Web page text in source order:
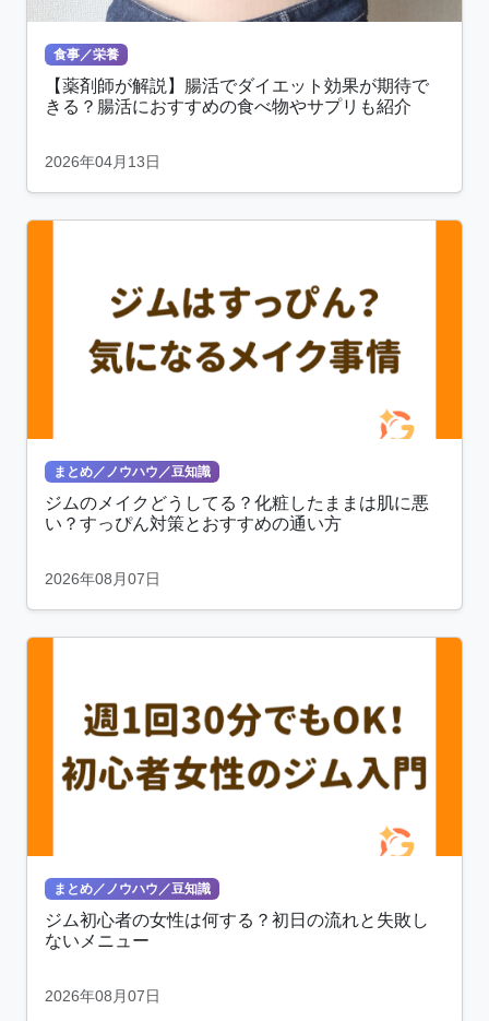
食事／栄養
【薬剤師が解説】腸活でダイエット効果が期待で
きる？腸活におすすめの食べ物やサプリも紹介
2026年04月13日
まとめ／ノウハウ／豆知識
ジムのメイクどうしてる？化粧したままは肌に悪
い？すっぴん対策とおすすめの通い方
2026年08月07日
まとめ／ノウハウ／豆知識
ジム初心者の女性は何する？初日の流れと失敗し
ないメニュー
2026年08月07日